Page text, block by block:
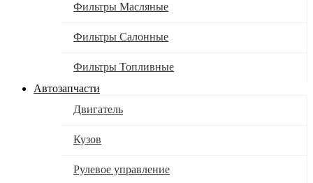
Фильтры Масляные
Фильтры Салонные
Фильтры Топливные
Автозапчасти
Двигатель
Кузов
Рулевое управление